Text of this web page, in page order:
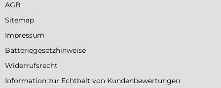
AGB
Sitemap
Impressum
Batteriegesetzhinweise
Widerrufsrecht
Information zur Echtheit von Kundenbewertungen